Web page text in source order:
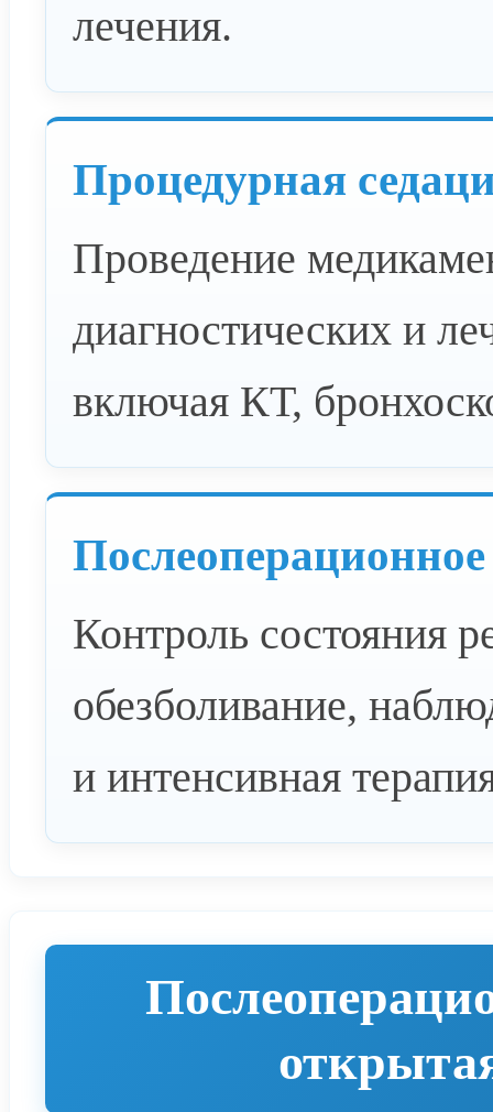
лечения.
Процедурная
Проведение
диагностических и
включая КТ,
Контроль состояния
обезболивание,
и интенсивная